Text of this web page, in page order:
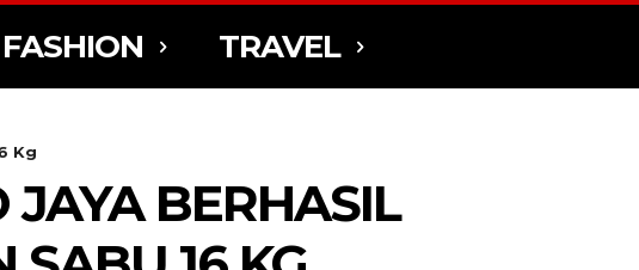
FASHION TRAVEL
Kg
BERHASIL